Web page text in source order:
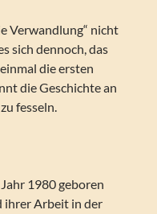
Verwandlung“ nicht
sich dennoch, das
die ersten
die Geschichte an
fesseln.
1980 geboren
ihrer Arbeit in der